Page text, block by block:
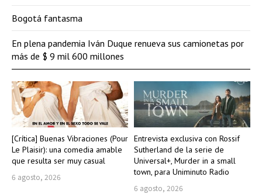
[Crítica] Buenas Vibraciones (Pour
Le Plaisir): una comedia amable
que resulta ser muy casual
6 agosto, 2026
Entrevista exclusiva con Rossif
Sutherland de la serie de
Universal+, Murder in a small
town, para Uniminuto Radio
6 agosto, 2026
Bogotá fantasma
En plena pandemia Iván Duque renueva sus camionetas por
más de $ 9 mil 600 millones